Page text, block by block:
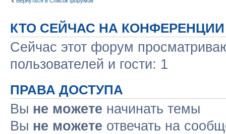
КТО СЕЙЧАС НА КОНФЕРЕНЦИИ
Сейчас этот форум
пользователей и гости: 1
ПРАВА ДОСТУПА
Вы не можете начинать темы
Вы не можете отвечать на